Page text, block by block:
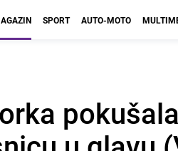
SPORT AUTO-MOTO